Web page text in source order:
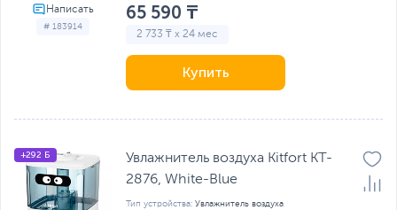
# 183914
65 590 ₸
2 733 ₸ x 24 мес
Купить
+292 Б
Увлажнитель воздуха Kitfort KT-
2876, White-Blue
Тип устройства: Увлажнитель воздуха